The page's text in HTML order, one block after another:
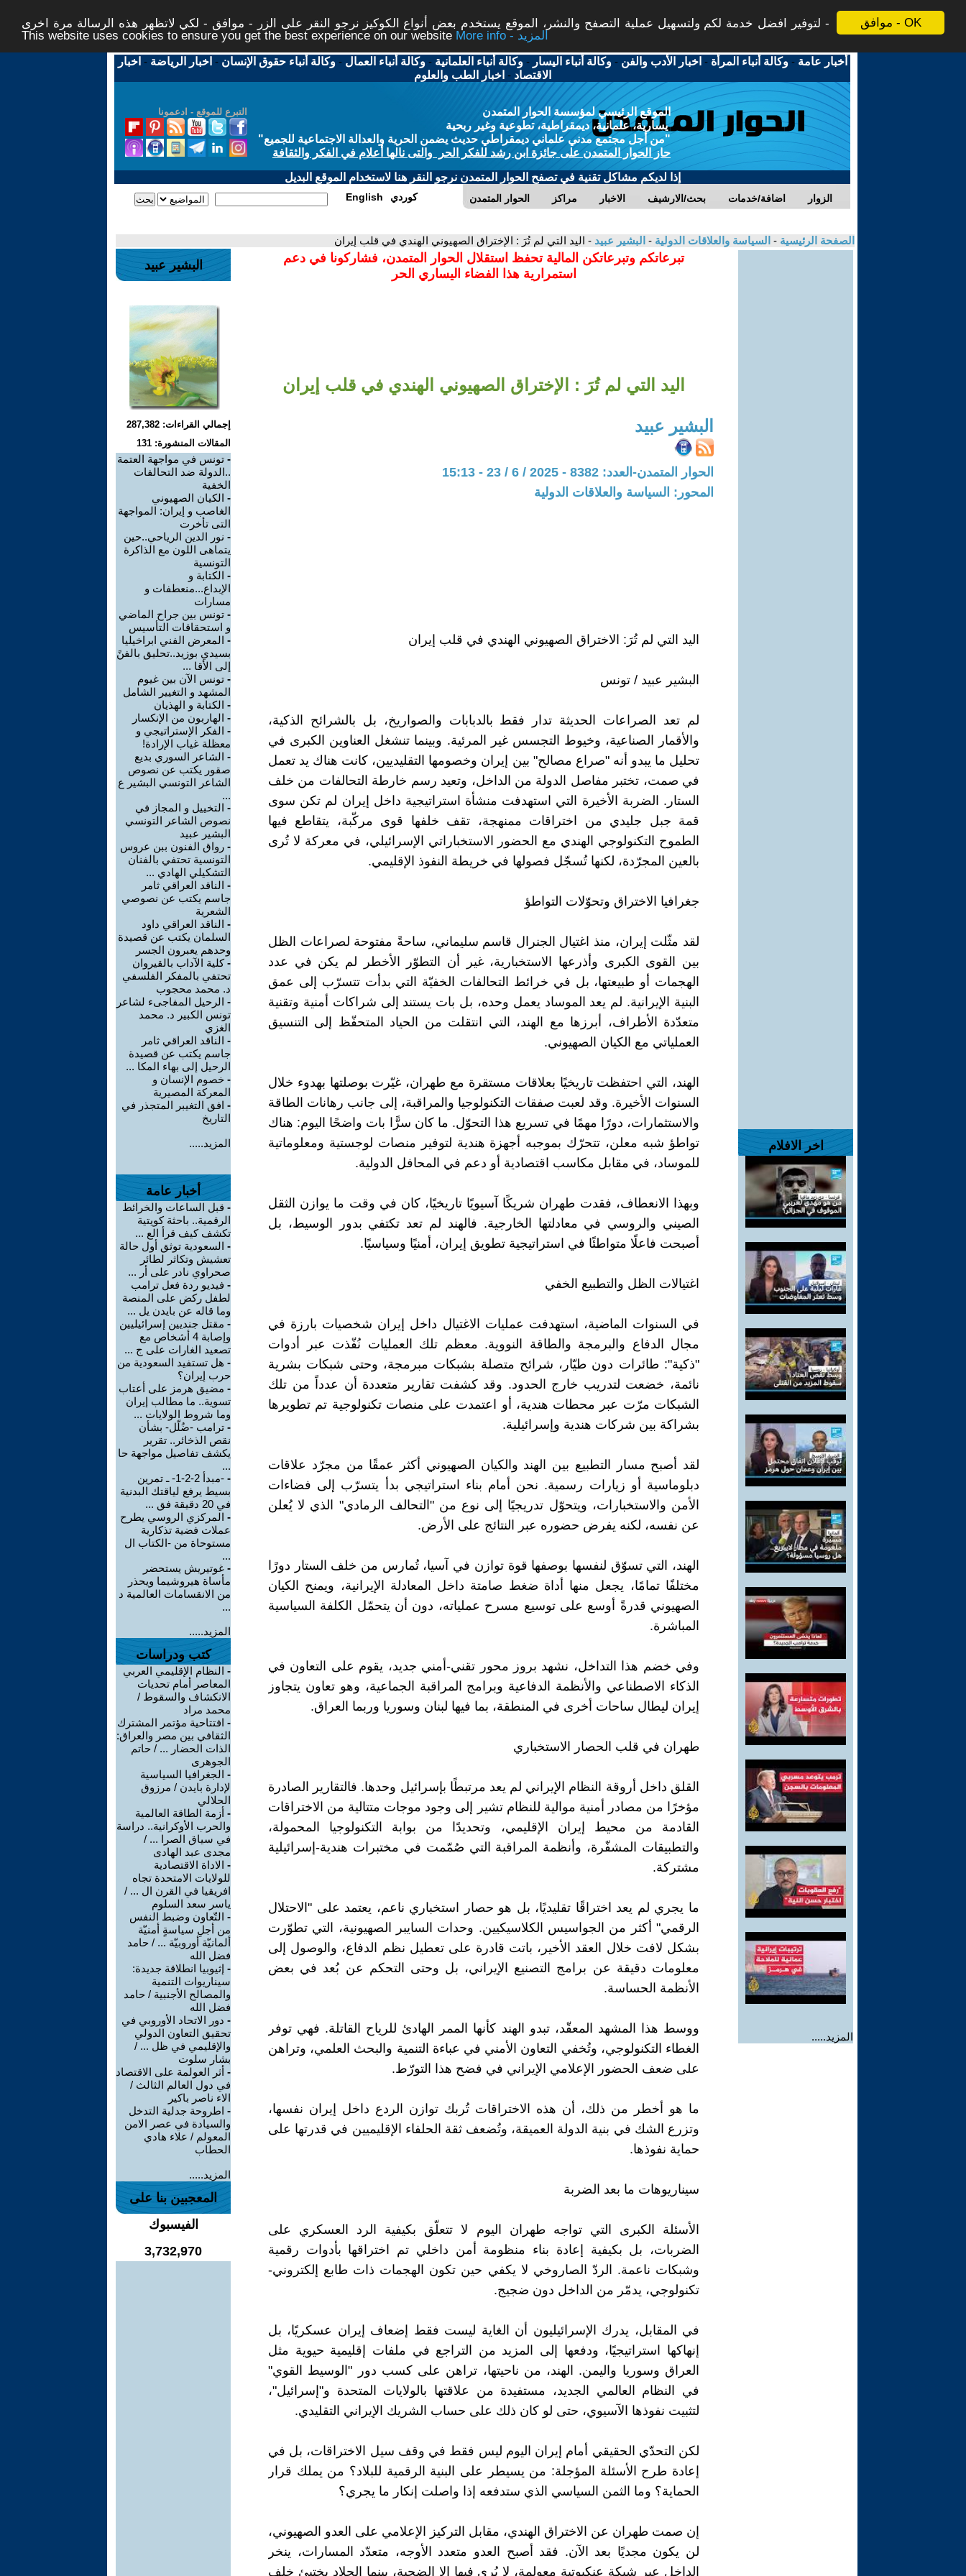
موافق - OK
لتوفير افضل خدمة لكم ولتسهيل عملية التصفح والنشر، الموقع يستخدم بعض أنواع الكوكيز نرجو النقر على الزر - موافق - لكي لاتظهر هذه الرسالة مرة اخرى -
This website uses cookies to ensure you get the best experience on our website
More info - المزيد
أخبار عامة -وكالة أنباء المرأة - اخبار الأدب والفن -وكالة أنباء اليسار -وكالة أنباء العلمانية -وكالة أنباء العمال -وكالة أنباء حقوق الإنسان - اخبار الرياضة - اخبار
الاقتصاد - اخبار الطب والعلوم
التبرع للموقع - ادعمونا
الموقع الرئيسي لمؤسسة الحوار المتمدن
يسارية، علمانية، ديمقراطية، تطوعية وغير ربحية
"من أجل مجتمع مدني علماني ديمقراطي حديث يضمن الحرية والعدالة الاجتماعية للجميع"
حاز الحوار المتمدن على جائزة ابن رشد للفكر الحر والتى نالها أعلام في الفكر والثقافة
إذا لديكم مشاكل تقنية في تصفح الحوار المتمدن نرجو النقر هنا لاستخدام الموقع البديل
الحوار المتمدن مراكز الاخبار بحث/الارشيف اضافة/خدمات الزوار English كوردي
الصفحة الرئيسية - السياسة والعلاقات الدولية - البشير عبيد - اليد التي لم تُرَ : الإختراق الصهيوني الهندي في قلب إيران
اخر الافلام
المزيد.....
تبرعاتكم وتبرعاتكن المالية تحفظ استقلال الحوار المتمدن، فشاركونا في دعم
استمرارية هذا الفضاء اليساري الحر
اليد التي لم تُرَ : الإختراق الصهيوني الهندي في قلب إيران
البشير عبيد
الحوار المتمدن-العدد: 8382 - 2025 / 6 / 23 - 15:13
المحور: السياسة والعلاقات الدولية
اليد التي لم تُرَ: الاختراق الصهيوني الهندي في قلب إيران
البشير عبيد / تونس
لم تعد الصراعات الحديثة تدار فقط بالدبابات والصواريخ، بل بالشرائح الذكية،
والأقمار الصناعية، وخيوط التجسس غير المرئية. وبينما تنشغل العناوين الكبرى في
تحليل ما يبدو أنه "صراع مصالح" بين إيران وخصومها التقليديين، كانت هناك يد تعمل
في صمت، تختبر مفاصل الدولة من الداخل، وتعيد رسم خارطة التحالفات من خلف
الستار. الضربة الأخيرة التي استهدفت منشأة استراتيجية داخل إيران لم تكن سوى
قمة جبل جليدي من اختراقات ممنهجة، تقف خلفها قوى مركّبة، يتقاطع فيها
الطموح التكنولوجي الهندي مع الحضور الاستخباراتي الإسرائيلي، في معركة لا تُرى
بالعين المجرّدة، لكنها تُسجّل فصولها في خريطة النفوذ الإقليمي.
جغرافيا الاختراق وتحوّلات التواطؤ
لقد مثّلت إيران، منذ اغتيال الجنرال قاسم سليماني، ساحةً مفتوحة لصراعات الظل
بين القوى الكبرى وأذرعها الاستخبارية، غير أن التطوّر الأخطر لم يكن في عدد
الهجمات أو طبيعتها، بل في خرائط التحالفات الخفيّة التي بدأت تتسرّب إلى عمق
البنية الإيرانية. لم يعد الموساد يعمل وحده، بل بات يستند إلى شراكات أمنية وتقنية
متعدّدة الأطراف، أبرزها مع الهند، التي انتقلت من الحياد المتحفّظ إلى التنسيق
العملياتي مع الكيان الصهيوني.
الهند، التي احتفظت تاريخيًا بعلاقات مستقرة مع طهران، غيّرت بوصلتها بهدوء خلال
السنوات الأخيرة. وقد لعبت صفقات التكنولوجيا والمراقبة، إلى جانب رهانات الطاقة
والاستثمارات، دورًا مهمًا في تسريع هذا التحوّل. ما كان سرًّا بات واضحًا اليوم: هناك
تواطؤ شبه معلن، تتحرّك بموجبه أجهزة هندية لتوفير منصات لوجستية ومعلوماتية
للموساد، في مقابل مكاسب اقتصادية أو دعم في المحافل الدولية.
وبهذا الانعطاف، فقدت طهران شريكًا آسيويًا تاريخيًا، كان في وقت ما يوازن الثقل
الصيني والروسي في معادلتها الخارجية. فالهند لم تعد تكتفي بدور الوسيط، بل
أصبحت فاعلًا متواطئًا في استراتيجية تطويق إيران، أمنيًا وسياسيًا.
اغتيالات الظل والتطبيع الخفي
في السنوات الماضية، استهدفت عمليات الاغتيال داخل إيران شخصيات بارزة في
مجال الدفاع والبرمجة والطاقة النووية. معظم تلك العمليات نُفّذت عبر أدوات
"ذكية": طائرات دون طيّار، شرائح متصلة بشبكات مبرمجة، وحتى شبكات بشرية
نائمة، خضعت لتدريب خارج الحدود. وقد كشفت تقارير متعددة أن عدداً من تلك
الشبكات مرّت عبر محطات هندية، أو اعتمدت على منصات تكنولوجية تم تطويرها
بشراكة بين شركات هندية وإسرائيلية.
لقد أصبح مسار التطبيع بين الهند والكيان الصهيوني أكثر عمقًا من مجرّد علاقات
دبلوماسية أو زيارات رسمية. نحن أمام بناء استراتيجي بدأ يتسرّب إلى فضاءات
الأمن والاستخبارات، ويتحوّل تدريجيًا إلى نوع من "التحالف الرمادي" الذي لا يُعلن
عن نفسه، لكنه يفرض حضوره عبر النتائج على الأرض.
الهند، التي تسوّق لنفسها بوصفها قوة توازن في آسيا، تُمارس من خلف الستار دورًا
مختلفًا تمامًا، يجعل منها أداة ضغط صامتة داخل المعادلة الإيرانية، ويمنح الكيان
الصهيوني قدرةً أوسع على توسيع مسرح عملياته، دون أن يتحمّل الكلفة السياسية
المباشرة.
وفي خضم هذا التداخل، نشهد بروز محور تقني-أمني جديد، يقوم على التعاون في
الذكاء الاصطناعي والأنظمة الدفاعية وبرامج المراقبة الجماعية، وهو تعاون يتجاوز
إيران ليطال ساحات أخرى في المنطقة، بما فيها لبنان وسوريا وربما العراق.
طهران في قلب الحصار الاستخباري
القلق داخل أروقة النظام الإيراني لم يعد مرتبطًا بإسرائيل وحدها. فالتقارير الصادرة
مؤخرًا من مصادر أمنية موالية للنظام تشير إلى وجود موجات متتالية من الاختراقات
القادمة من محيط إيران الإقليمي، وتحديدًا من بوابة التكنولوجيا المحمولة،
والتطبيقات المشفّرة، وأنظمة المراقبة التي صُمّمت في مختبرات هندية-إسرائيلية
مشتركة.
ما يجري لم يعد اختراقًا تقليديًا، بل هو حصار استخباري ناعم، يعتمد على "الاحتلال
الرقمي" أكثر من الجواسيس الكلاسيكيين. وحدات السايبر الصهيونية، التي تطوّرت
بشكل لافت خلال العقد الأخير، باتت قادرة على تعطيل نظم الدفاع، والوصول إلى
معلومات دقيقة عن برامج التصنيع الإيراني، بل وحتى التحكم عن بُعد في بعض
الأنظمة الحساسة.
ووسط هذا المشهد المعقّد، تبدو الهند كأنها الممر الهادئ للرياح القاتلة. فهي توفر
الغطاء التكنولوجي، وتُخفي التعاون الأمني في عباءة التنمية والبحث العلمي، وتراهن
على ضعف الحضور الإعلامي الإيراني في فضح هذا التورّط.
ما هو أخطر من ذلك، أن هذه الاختراقات تُربك توازن الردع داخل إيران نفسها،
وتزرع الشك في بنية الدولة العميقة، وتُضعف ثقة الحلفاء الإقليميين في قدرتها على
حماية نفوذها.
سيناريوهات ما بعد الضربة
الأسئلة الكبرى التي تواجه طهران اليوم لا تتعلّق بكيفية الرد العسكري على
الضربات، بل بكيفية إعادة بناء منظومة أمن داخلي تم اختراقها بأدوات رقمية
وشبكات ناعمة. الردّ الصاروخي لا يكفي حين تكون الهجمات ذات طابع إلكتروني-
تكنولوجي، يدمّر من الداخل دون ضجيج.
في المقابل، يدرك الإسرائيليون أن الغاية ليست فقط إضعاف إيران عسكريًا، بل
إنهاكها استراتيجيًا، ودفعها إلى المزيد من التراجع في ملفات إقليمية حيوية مثل
العراق وسوريا واليمن. الهند، من ناحيتها، تراهن على كسب دور "الوسيط القوي"
في النظام العالمي الجديد، مستفيدة من علاقتها بالولايات المتحدة و"إسرائيل"،
لتثبيت نفوذها الآسيوي، حتى لو كان ذلك على حساب الشريك الإيراني التقليدي.
لكن التحدّي الحقيقي أمام إيران اليوم ليس فقط في وقف سيل الاختراقات، بل في
إعادة طرح الأسئلة المؤجلة: من يسيطر على البنية الرقمية للبلاد؟ من يملك قرار
الحماية؟ وما الثمن السياسي الذي ستدفعه إذا واصلت إنكار ما يجري؟
إن صمت طهران عن الاختراق الهندي، مقابل التركيز الإعلامي على العدو الصهيوني،
لن يكون مجديًا بعد الآن. فقد أصبح العدو متعدد الأوجه، متعدّد المسارات، ينخر
الداخل عبر شبكة عنكبوتية معولمة، لا يُرى فيها إلا الضحية، بينما الجلاد يختبئ خلف
البشير عبيد
إجمالي القراءات: 287,382
المقالات المنشورة: 131
- تونس في مواجهة العتمة
..الدولة ضد التحالفات
الخفية
- الكيان الصهيوني
الغاصب و إيران: المواجهة
التى تأخرت
- نور الدين الرياحي..حين
يتماهى اللون مع الذاكرة
التونسية
- الكتابة و
الإبداع...منعطفات و
مسارات
- تونس بين جراح الماضي
و استحقاقات التأسيس
- المعرض الفني ابراخيليا
بسيدي بوزيد..تحليق بالفنً
إلى الأقا ...
- تونس الآن بين غيوم
المشهد و التغيير الشامل
- الكتابة و الهذيان
- الهاربون من الإنكسار
- الفكر الإستراتيجي و
معظلة غياب الإرادة!
- الشاعر السوري بديع
صقور يكتب عن نصوص
الشاعر التونسي البشير ع
...
- التخييل و المجاز في
نصوص الشاعر التونسي
البشير عبيد
- رواق الفنون ببن عروس
التونسية تحتفي بالفنان
التشكيلي الهادي ...
- الناقد العراقي ثامر
جاسم يكتب عن نصوصي
الشعرية
- الناقد العراقي داود
السلمان يكتب عن قصيدة
وحدهم يعبرون الجسر
-كلية الآداب بالقيروان
تحتفي بالمفكر الفلسفي
د. محمد محجوب
- الرحيل المفاجىء لشاعر
تونس الكبير د. محمد
الغزي
- الناقد العراقي ثامر
جاسم يكتب عن قصيدة
الرحيل إلى بهاء المكا ...
- خصوم الإنسان و
المعركة المصيرية
- افق التغيبر المتجذر في
التاريخ
المزيد.....
أخبار عامة
- قبل الساعات والخرائط
الرقمية.. باحثة كويتية
تكشف كيف قرأ الع ...
- السعودية توثق أول حالة
تعشيش وتكاثر لطائر
صحراوي نادر على أر ...
- فيديو ردة فعل ترامب
لطفل ركض على المنصة
وما قاله عن بايدن يل ...
- مقتل جنديين إسرائيليين
وإصابة 4 أشخاص مع
تصعيد الغارات على ج ...
- هل تستفيد السعودية من
حرب إيران؟
- مضيق هرمز على أعتاب
تسوية.. ما مطالب إيران
وما شروط الولايات ...
- ترامب -ضُلّل- بشأن
نقص الذخائر.. تقرير
يكشف تفاصيل مواجهة حا
...
-
-مبدأ 2-2-1- ـ تمرين
بسيط يرفع لياقتك البدنية
في 20 دقيقة فق ...
- المركزي الروسي يطرح
عملات فضية تذكارية
مستوحاة من -الكتاب ال
...
- غوتيريش يستحضر
مأساة هيروشيما ويحذر
من الانقسامات العالمية د
...
المزيد.....
كتب ودراسات
- النظام الإقليمي العربي
المعاصر أمام تحديات
الانكشاف والسقوط /
محمد مراد
- افتتاحية مؤتمر المشترك
الثقافي بين مصر والعراق:
الذات الحضار ... / حاتم
الجوهرى
- الجغرافيا السياسية
لإدارة بايدن / مرزوق
الحلالي
- أزمة الطاقة العالمية
والحرب الأوكرانية.. دراسة
في سياق الصرا ... /
مجدى عبد الهادى
- الاداة الاقتصادية
للولايات الامتحدة تجاه
افريقيا في القرن ال ... /
ياسر سعد السلوم
- التّعاون وضبط النفس
من أجلِ سياسةٍ أمنيّة
ألمانيّة أوروبيّة ... / حامد
فضل الله
- إثيوبيا انطلاقة جديدة:
سيناريوات التنمية
والمصالح الأجنبية / حامد
فضل الله
- دور الاتحاد الأوروبي في
تحقيق التعاون الدولي
والإقليمي في ظل ... /
بشار سلوت
- أثر العولمة على الاقتصاد
في دول العالم الثالث /
الاء ناصر باكير
- اطروحة جدلية التدخل
والسيادة في عصر الامن
المعولم / علاء هادي
الحطاب
المزيد.....
المعجبين بنا على
الفيسبوك
3,732,970